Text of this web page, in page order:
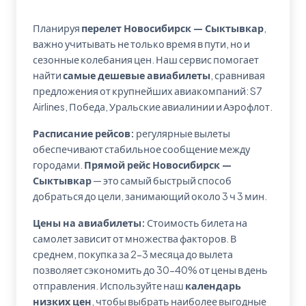
Планируя перелет Новосибирск — Сыктывкар
важно учитывать не только время в пути, но и
сезонные колебания цен. Наш сервис помогает
найтисамые дешевые авиабилеты , сравнивая
предложения от крупнейших авиакомпаний: S7
Airlines, Победа, Уральские авиалинии и Аэрофлот.
Расписание рейсов: регулярные вылеты
обеспечивают стабильное сообщение между
городами. Прямой рейс Новосибирск —
Сыктывкар— это самый быстрый способ
добраться до цели, занимающий около 3 ч 3 мин.
Цены на авиабилеты: Стоимость билета на
самолет зависит от множества факторов. В
среднем, покупка за 2-3 месяца до вылета
позволяет сэкономить до 30-40% от цены в день
отправления. Используйте наш календарь
низких цен , чтобы выбрать наиболее выгодные